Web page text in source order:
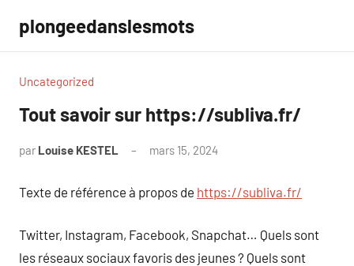
contenu
plongeedanslesmots
Uncategorized
Tout savoir sur https://subliva.fr/
par Louise KESTEL mars 15, 2024
Texte de référence à propos de https://subliva.fr/
Twitter, Instagram, Facebook, Snapchat… Quels sont
les réseaux sociaux favoris des jeunes ? Quels sont